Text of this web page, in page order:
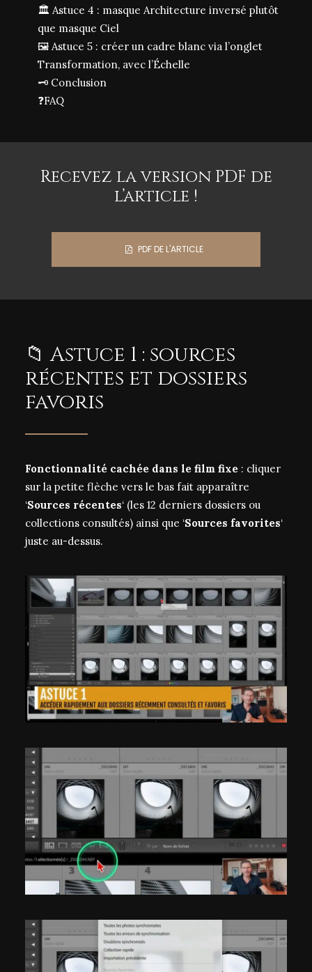
🏛️ Astuce 4 : masque Architecture inversé plutôt
que masque Ciel
🖼️ Astuce 5 : créer un cadre blanc via l’onglet
Transformation, avec l’Échelle
🗝️ Conclusion
❓FAQ
Recevez la version PDF de
l’article !
PDF DE L'ARTICLE
📁 Astuce 1 : sources
récentes et dossiers
favoris
Fonctionnalité cachée dans le film fixe : cliquer
sur la petite flèche vers le bas fait apparaître
‘Sources récentes‘ (les 12 derniers dossiers ou
collections consultés) ainsi que ‘Sources favorites‘
juste au-dessus.